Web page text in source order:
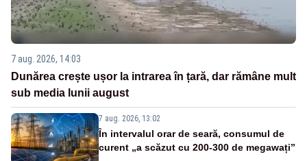
7 aug. 2026, 14:03
Dunărea crește ușor la intrarea în țară, dar rămâne mult
sub media lunii august
7 aug. 2026, 13:02
În intervalul orar de seară, consumul de
curent „a scăzut cu 200-300 de megawați”